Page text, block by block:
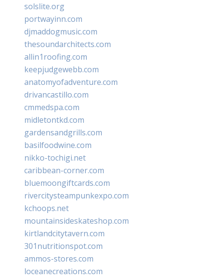
solslite.org
portwayinn.com
djmaddogmusic.com
thesoundarchitects.com
allin1roofing.com
keepjudgewebb.com
anatomyofadventure.com
drivancastillo.com
cmmedspa.com
midletontkd.com
gardensandgrills.com
basilfoodwine.com
nikko-tochigi.net
caribbean-corner.com
bluemoongiftcards.com
rivercitysteampunkexpo.com
kchoops.net
mountainsideskateshop.com
kirtlandcitytavern.com
301nutritionspot.com
ammos-stores.com
loceanecreations.com